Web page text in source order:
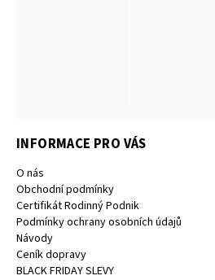
INFORMACE PRO VÁS
O nás
Obchodní podmínky
Certifikát Rodinný Podnik
Podmínky ochrany osobních údajů
Návody
Ceník dopravy
BLACK FRIDAY SLEVY